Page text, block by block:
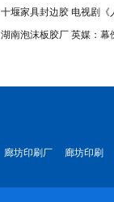
十堰家具封边胶 电视剧
湖南泡沫板胶厂 英媒：幕
廊坊印刷厂 廊坊印刷